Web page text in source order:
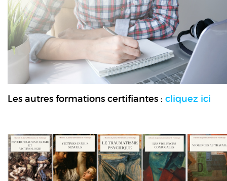
Les autres formations certifiantes : cliquez ici